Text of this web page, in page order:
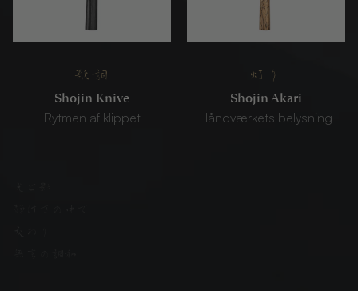
歌詞
Shojin Knive
Rytmen af ​​​​klippet
灯り
Shojin Akari
Håndværkets belysning